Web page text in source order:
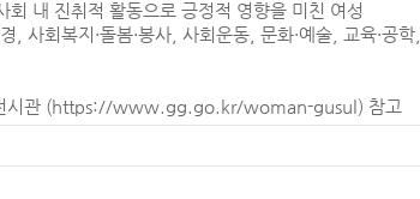
회 내 진취적 활동으로 긍정적 영향을 미친 여성
, 사회복지·돌봄·봉사, 사회운동, 문화·예술, 교육·공
시관 (https://www.gg.go.kr/woman-gusul) 참고